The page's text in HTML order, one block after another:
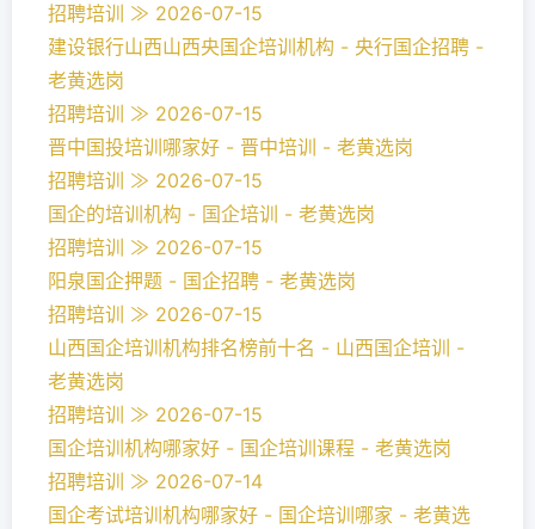
招聘培训 ≫ 2026-07-15
建设银行山西山西央国企培训机构 - 央行国企招聘 -
老黄选岗
招聘培训 ≫ 2026-07-15
晋中国投培训哪家好 - 晋中培训 - 老黄选岗
招聘培训 ≫ 2026-07-15
国企的培训机构 - 国企培训 - 老黄选岗
招聘培训 ≫ 2026-07-15
阳泉国企押题 - 国企招聘 - 老黄选岗
招聘培训 ≫ 2026-07-15
山西国企培训机构排名榜前十名 - 山西国企培训 -
老黄选岗
招聘培训 ≫ 2026-07-15
国企培训机构哪家好 - 国企培训课程 - 老黄选岗
招聘培训 ≫ 2026-07-14
国企考试培训机构哪家好 - 国企培训哪家 - 老黄选